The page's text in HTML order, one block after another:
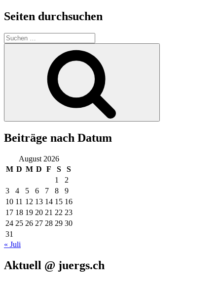
Seiten durchsuchen
Suchen
nach:
Beiträge nach Datum
August 2026
M D M D F S
S
1
2
3
4 5 6 7 8
9
10 11 12 13 14 15 16
17 18 19 20 21 22 23
24 25 26 27 28 29 30
31
« Juli
Aktuell @ juergs.ch